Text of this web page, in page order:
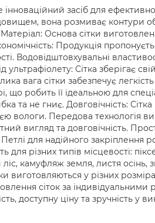
засіб для
вона розмиває контури
Основа сітки
Продукція
Водовідштовхувальні
Сітка зберігає
вага сітки забезпечує
що робить її ідеальною для
та не гниє. Довговічність:
вологи. Передова технологія
вигляд та довговічність.
для надійного закріплення
для різних типів місцевості:
камуфляж земля, листя осінь,
виготовляються у різних
сіток за
доступну ціну та зручність у